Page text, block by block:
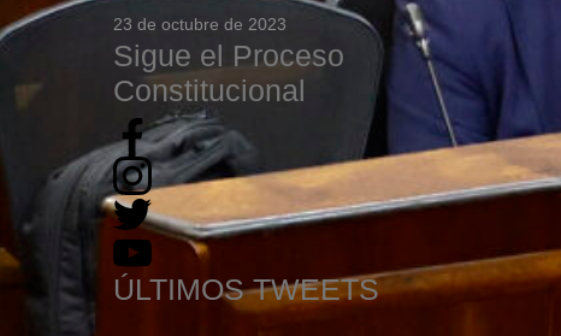
23 de octubre de 2023
Sigue el Proceso
Constitucional
ÚLTIMOS TWEETS